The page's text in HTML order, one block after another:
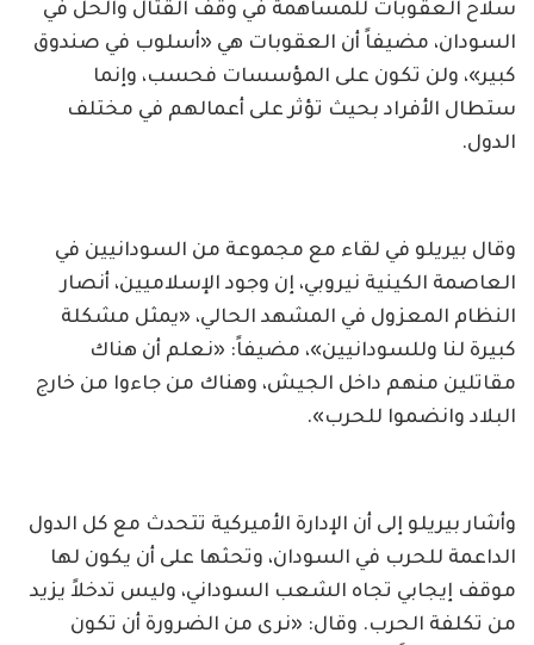
سلاح العقوبات للمساهمة في وقف القتال والحل في
السودان، مضيفاً أن العقوبات هي «أسلوب في صندوق
كبير»، ولن تكون على المؤسسات فحسب، وإنما
ستطال الأفراد بحيث تؤثر على أعمالهم في مختلف
الدول.
وقال بيريلو في لقاء مع مجموعة من السودانيين في
العاصمة الكينية نيروبي، إن وجود الإسلاميين، أنصار
النظام المعزول في المشهد الحالي، «يمثل مشكلة
كبيرة لنا وللسودانيين»، مضيفاً: «نعلم أن هناك
مقاتلين منهم داخل الجيش، وهناك من جاءوا من خارج
البلاد وانضموا للحرب».
وأشار بيريلو إلى أن الإدارة الأميركية تتحدث مع كل الدول
الداعمة للحرب في السودان، وتحثها على أن يكون لها
موقف إيجابي تجاه الشعب السوداني، وليس تدخلاً يزيد
من تكلفة الحرب. وقال: «نرى من الضرورة أن تكون